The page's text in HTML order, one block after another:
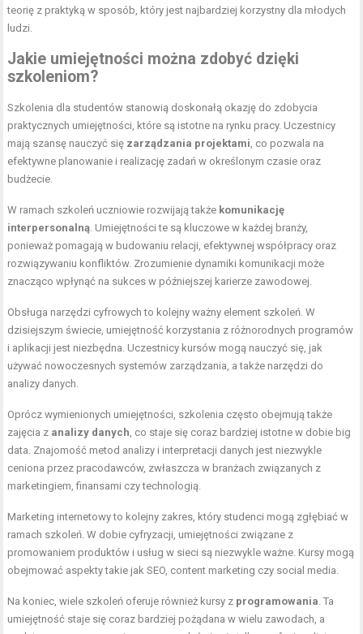
teorię z praktyką w sposób, który jest najbardziej korzystny dla młodych
ludzi.
Jakie umiejętności można zdobyć dzięki
szkoleniom?
Szkolenia dla studentów stanowią doskonałą okazję do zdobycia
praktycznych umiejętności, które są istotne na rynku pracy. Uczestnicy
mają szansę nauczyć się zarządzania projektami, co pozwala na
efektywne planowanie i realizację zadań w określonym czasie oraz
budżecie.
W ramach szkoleń uczniowie rozwijają także komunikację
interpersonalną. Umiejętności te są kluczowe w każdej branży,
ponieważ pomagają w budowaniu relacji, efektywnej współpracy oraz
rozwiązywaniu konfliktów. Zrozumienie dynamiki komunikacji może
znacząco wpłynąć na sukces w późniejszej karierze zawodowej.
Obsługa narzędzi cyfrowych to kolejny ważny element szkoleń. W
dzisiejszym świecie, umiejętność korzystania z różnorodnych programów
i aplikacji jest niezbędna. Uczestnicy kursów mogą nauczyć się, jak
używać nowoczesnych systemów zarządzania, a także narzędzi do
analizy danych.
Oprócz wymienionych umiejętności, szkolenia często obejmują także
zajęcia z analizy danych, co staje się coraz bardziej istotne w dobie big
data. Znajomość metod analizy i interpretacji danych jest niezwykle
ceniona przez pracodawców, zwłaszcza w branżach związanych z
marketingiem, finansami czy technologią.
Marketing internetowy to kolejny zakres, który studenci mogą zgłębiać w
ramach szkoleń. W dobie cyfryzacji, umiejętności związane z
promowaniem produktów i usług w sieci są niezwykle ważne. Kursy mogą
obejmować aspekty takie jak SEO, content marketing czy social media.
Na koniec, wiele szkoleń oferuje również kursy z programowania. Ta
umiejętność staje się coraz bardziej pożądana w wielu zawodach, a